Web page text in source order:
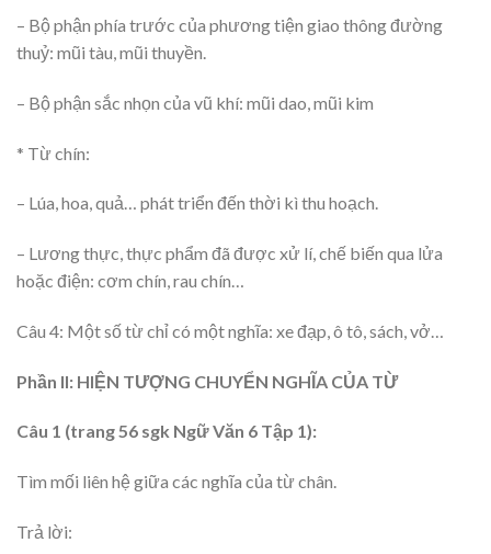
– Bộ phận phía trước của phương tiện giao thông đường
thuỷ: mũi tàu, mũi thuyền.
– Bộ phận sắc nhọn của vũ khí: mũi dao, mũi kim
* Từ chín:
– Lúa, hoa, quả… phát triển đến thời kì thu hoạch.
– Lương thực, thực phẩm đã được xử lí, chế biến qua lửa
hoặc điện: cơm chín, rau chín…
Câu 4: Một số từ chỉ có một nghĩa: xe đạp, ô tô, sách, vở…
Phần II: HIỆN TƯỢNG CHUYỂN NGHĨA CỦA TỪ
Câu 1 (trang 56 sgk Ngữ Văn 6 Tập 1):
Tìm mối liên hệ giữa các nghĩa của từ chân.
Trả lời: